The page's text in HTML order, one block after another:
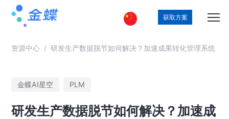
获取方案
资源中心 / 研发生产数据脱节如何解决？加速成果转化管理系统
金蝶AI星空 PLM
研发生产数据脱节如何解决？加速成